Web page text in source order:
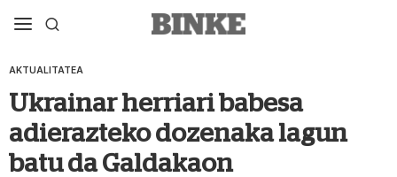
AKTUALITATEA
Ukrainar herriari babesa
adierazteko dozenaka lagun
batu da Galdakaon